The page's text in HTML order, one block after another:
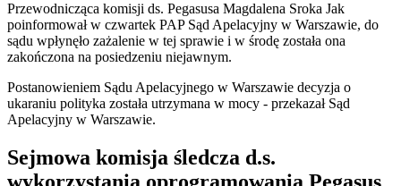
Przewodnicząca komisji ds. Pegasusa Magdalena Sroka Jak
poinformował w czwartek PAP Sąd Apelacyjny w Warszawie, do
sądu wpłynęło zażalenie w tej sprawie i w środę została ona
zakończona na posiedzeniu niejawnym.
Postanowieniem Sądu Apelacyjnego w Warszawie decyzja o
ukaraniu polityka została utrzymana w mocy - przekazał Sąd
Apelacyjny w Warszawie.
Sejmowa komisja śledcza d.s.